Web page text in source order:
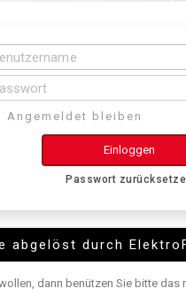
bleiben
zurücksetzen
ElektroForm
Sie bitte das neue